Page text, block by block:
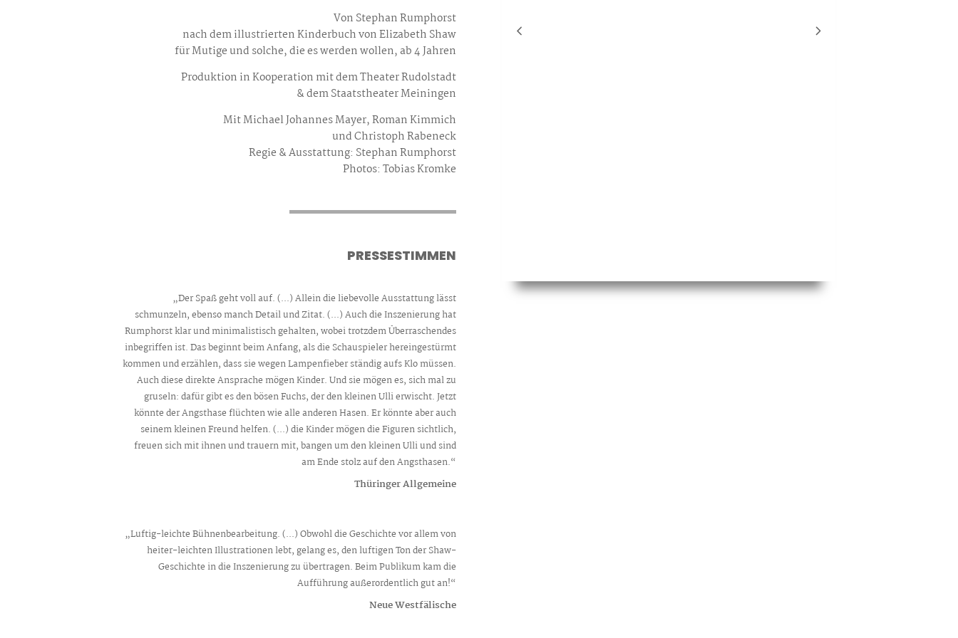
Von Stephan Rumphorst
nach dem illustrierten Kinderbuch von Elizabeth Shaw
für Mutige und solche, die es werden wollen, ab 4 Jahren
Produktion in Kooperation mit dem Theater Rudolstadt
& dem Staatstheater Meiningen
Mit Michael Johannes Mayer, Roman Kimmich
und Christoph Rabeneck
Regie & Ausstattung: Stephan Rumphorst
Photos: Tobias Kromke
PRESSESTIMMEN
„Der Spaß geht voll auf. (...) Allein die liebevolle Ausstattung lässt
schmunzeln, ebenso manch Detail und Zitat. (...) Auch die Inszenierung hat
Rumphorst klar und minimalistisch gehalten, wobei trotzdem Überraschendes
inbegriffen ist. Das beginnt beim Anfang, als die Schauspieler hereingestürmt
kommen und erzählen, dass sie wegen Lampenfieber ständig aufs Klo müssen.
Auch diese direkte Ansprache mögen Kinder. Und sie mögen es, sich mal zu
gruseln: dafür gibt es den bösen Fuchs, der den kleinen Ulli erwischt. Jetzt
könnte der Angsthase flüchten wie alle anderen Hasen. Er könnte aber auch
seinem kleinen Freund helfen. (...) die Kinder mögen die Figuren sichtlich,
freuen sich mit ihnen und trauern mit, bangen um den kleinen Ulli und sind
am Ende stolz auf den Angsthasen.“
Thüringer Allgemeine
„Luftig-leichte Bühnenbearbeitung. (...) Obwohl die Geschichte vor allem von
heiter-leichten Illustrationen lebt, gelang es, den luftigen Ton der Shaw-
Geschichte in die Inszenierung zu übertragen. Beim Publikum kam die
Aufführung außerordentlich gut an!“
Neue Westfälische